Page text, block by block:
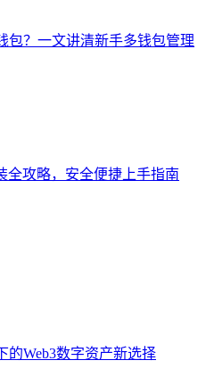
包？一文讲清新手多钱包管理
全攻略，安全便捷上手指南
的Web3数字资产新选择